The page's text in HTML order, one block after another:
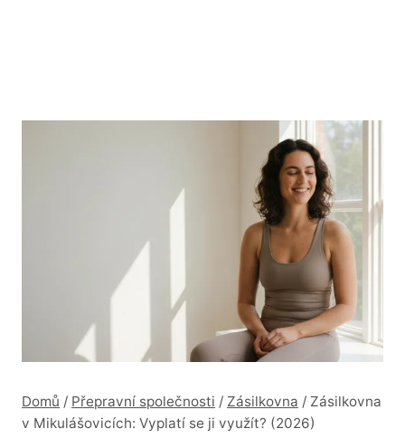
Domů / Přepravní společnosti / Zásilkovna / Zásilkovna
v Mikulášovicích: Vyplatí se ji využít? (2026)